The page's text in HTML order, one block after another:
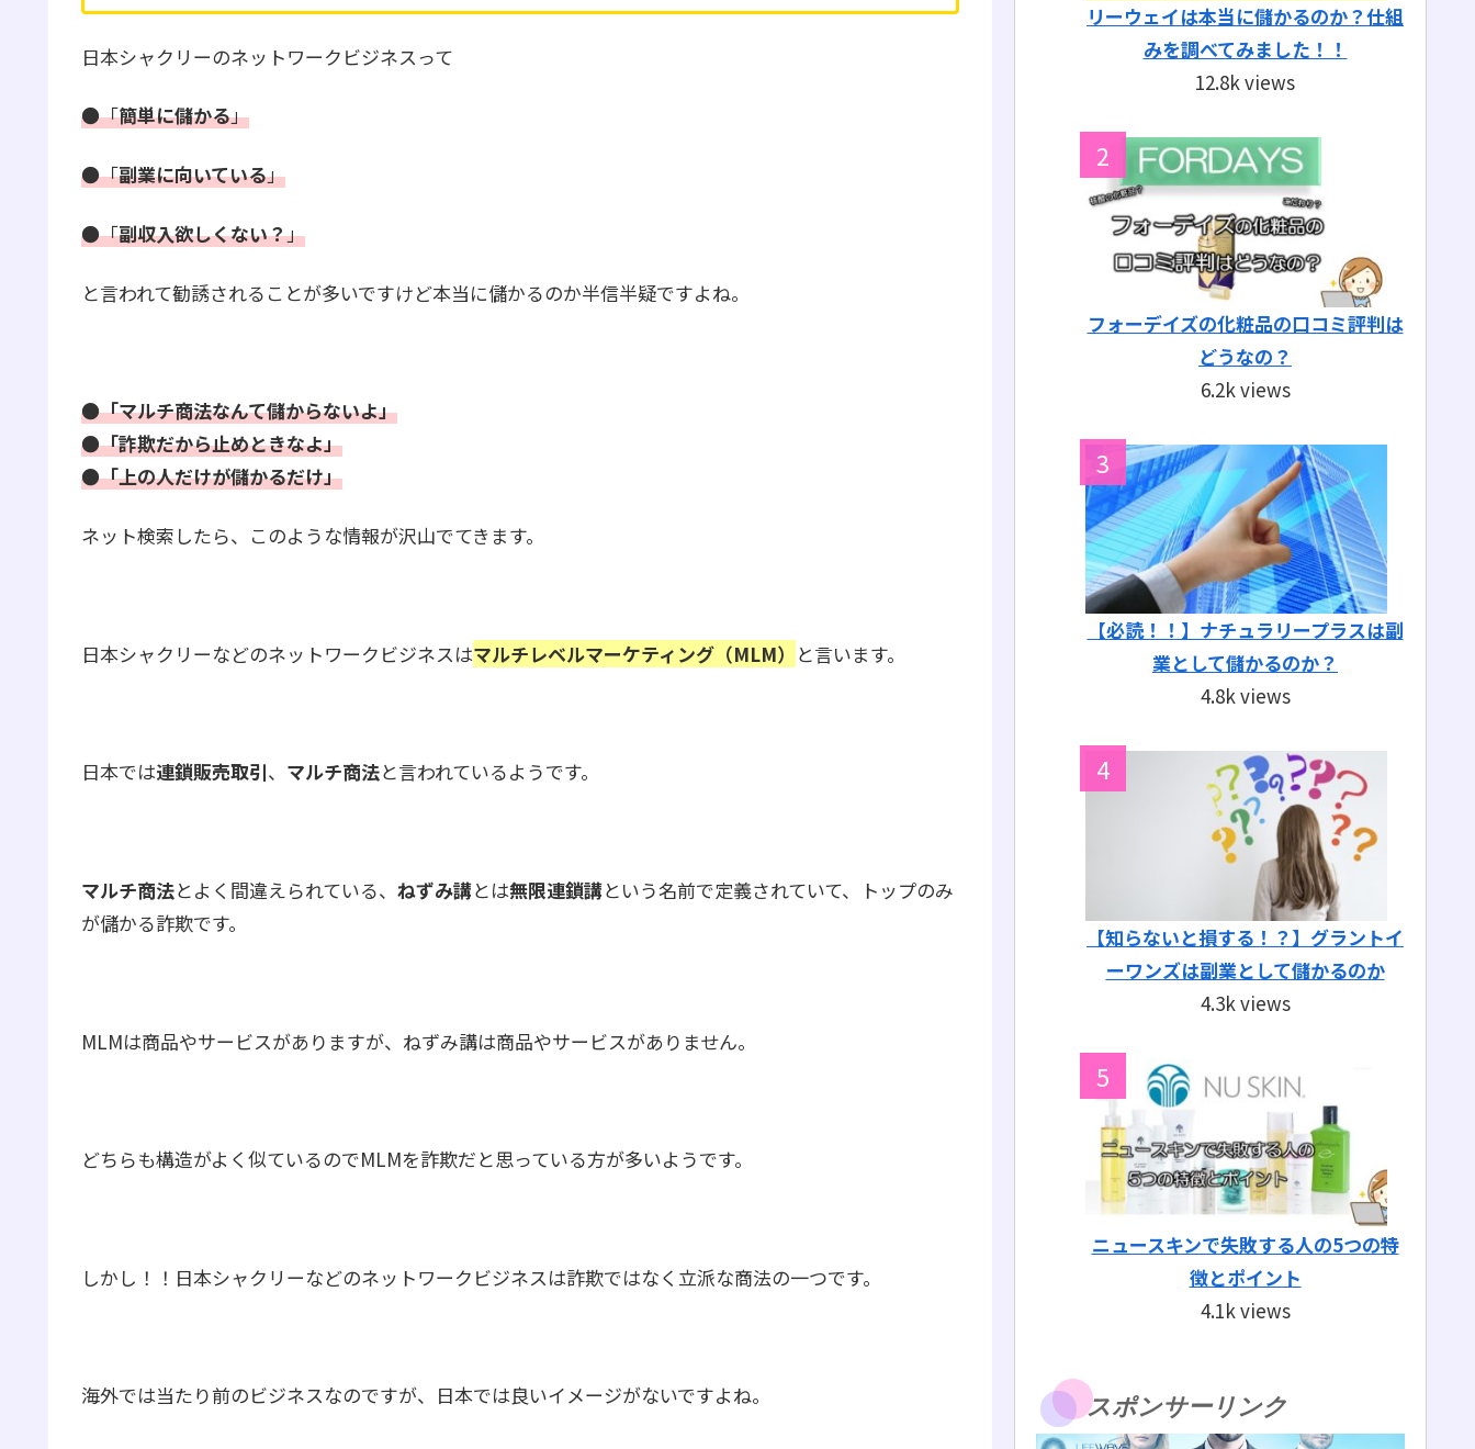
日本シャクリーのネットワークビジネスって
●「簡単に儲かる」
●「副業に向いている」
●「副収入欲しくない？」
と言われて勧誘されることが多いですけど本当に儲かるのか半信半疑ですよね。
●「マルチ商法なんて儲からないよ」
●「詐欺だから止めときなよ」
●「上の人だけが儲かるだけ」
ネット検索したら、このような情報が沢山でてきます。
日本シャクリーなどのネットワークビジネスはマルチレベルマーケティング（MLM） と言います。
日本では連鎖販売取引、 マルチ商法と言われているようです。
マルチ商法とよく間違えられている、 ねずみ講とは無限連鎖講という名前で定義されていて、トップのみ
が儲かる詐欺です。
MLMは商品やサービスがありますが、ねずみ講は商品やサービスがありません。
どちらも構造がよく似ているのでMLMを詐欺だと思っている方が多いようです。
しかし！！日本シャクリーなどのネットワークビジネスは詐欺ではなく立派な商法の一つです。
海外では当たり前のビジネスなのですが、日本では良いイメージがないですよね。
リーウェイは本当に儲かるのか？仕組
みを調べてみました！！
12.8k views
フォーデイズの化粧品の口コミ評判は
どうなの？
6.2k views
【必読！！】ナチュラリープラスは副
業として儲かるのか？
4.8k views
【知らないと損する！？】グラントイ
ーワンズは副業として儲かるのか
4.3k views
ニュースキンで失敗する人の5つの特
徴とポイント
4.1k views
スポンサーリンク